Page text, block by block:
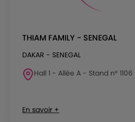
THIAM FAMILY - SENEGAL
DAKAR - SENEGAL
Hall 1 - Allée A - Stand n° 1106
En savoir +